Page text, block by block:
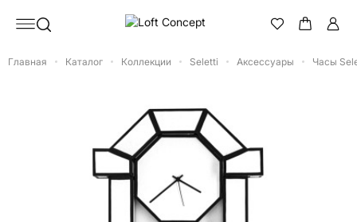
Главная Каталог Коллекции Seletti Аксессуары Часы